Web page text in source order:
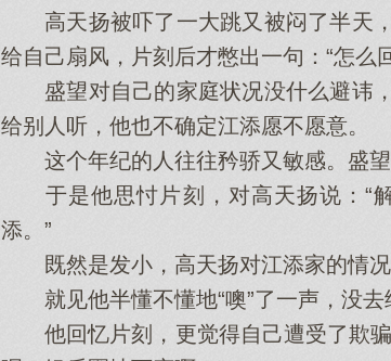
高天扬被吓了一大跳又被闷了半天，
给自己扇风，片刻后才憋出一句：“怎么
盛望对自己的家庭状况没什么避讳，
给别人听，他也不确定江添愿不愿意。
这个年纪的人往往矜骄又敏感。盛望
于是他思忖片刻，对高天扬说：“
添。”
既然是发小，高天扬对江添家的情况
就见他半懂不懂地“噢”了一声，没去
他回忆片刻，更觉得自己遭受了欺骗